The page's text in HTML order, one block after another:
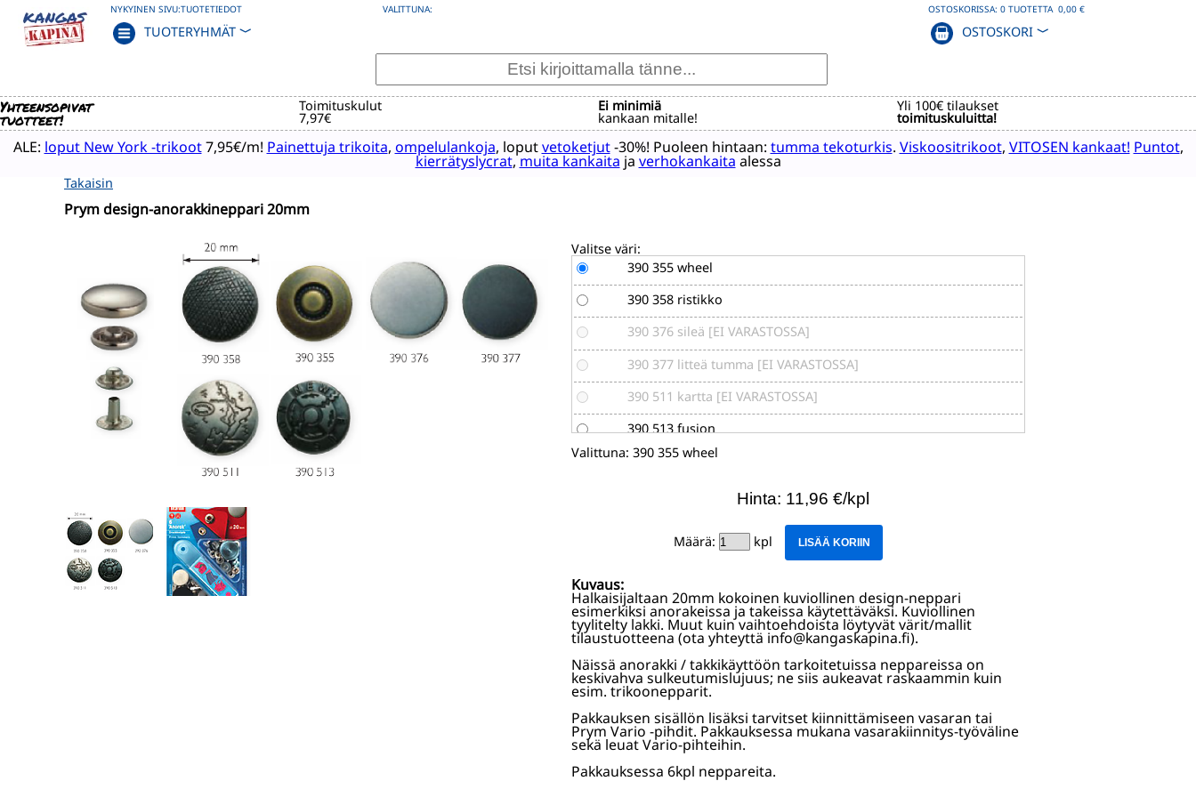
NYKYINEN SIVU:TUOTETIEDOT
TUOTERYHMÄT ﹀
VALITTUNA: OSTOSKORISSA: 0TUOTETTA 0,00 €
OSTOSKORI ﹀
Yhteensopivat
tuotteet!
Toimituskulut
7,97€
Ei minimiä
kankaan mitalle!
Yli 100€ tilaukset
toimituskuluitta!
ALE: loput New York -trikoot7,95€/m! Painettuja trikoita, ompelulankoja, loputvetoketjut-30%! Puoleen hintaan: tumma tekoturkis. Viskoositrikoot, VITOSEN kankaat! Puntot,
kierrätyslycrat,muita kankaita ja verhokankaita alessa
Takaisin
Prym design-anorakkineppari 20mm
Valitse väri:
390 355 wheel
390 358 ristikko
390 376 sileä [EI VARASTOSSA]
390 377 litteä tumma [EI VARASTOSSA]
390 511 kartta [EI VARASTOSSA]
390 513 fusion
Valittuna: 390 355 wheel
Hinta: 11,96 €/kpl
Määrä: kpl LISÄÄ KORIIN
Kuvaus:
Halkaisijaltaan 20mm kokoinen kuviollinen design-neppari
esimerkiksi anorakeissa ja takeissa käytettäväksi. Kuviollinen
tyylitelty lakki. Muut kuin vaihtoehdoista löytyvät värit/mallit
tilaustuotteena (ota yhteyttä info@kangaskapina.fi).
Näissä anorakki / takkikäyttöön tarkoitetuissa neppareissa on
keskivahva sulkeutumislujuus; ne siis aukeavat raskaammin kuin
esim. trikoonepparit.
Pakkauksen sisällön lisäksi tarvitset kiinnittämiseen vasaran tai
Prym Vario -pihdit. Pakkauksessa mukana vasarakiinnitys-työväline
sekä leuat Vario-pihteihin.
Pakkauksessa 6kpl neppareita.